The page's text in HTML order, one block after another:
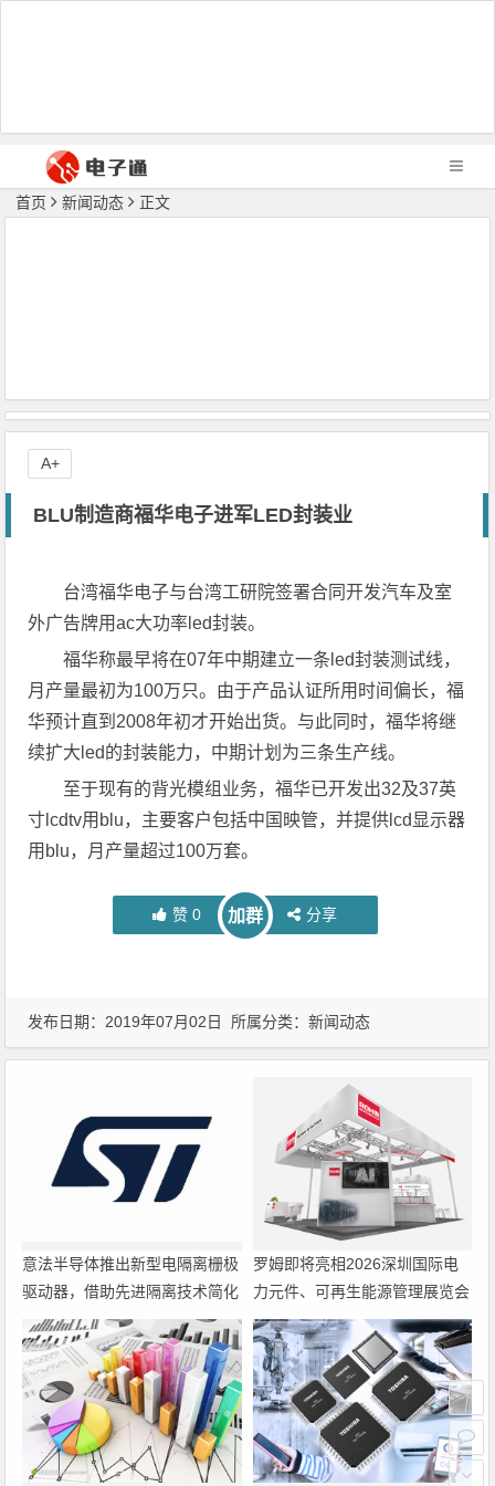
首页 新闻动态 正文
BLU制造商福华电子进军LED封装业
台湾福华电子与台湾工研院签署合同开发汽车及室
外广告牌用ac大功率led封装。
福华称最早将在07年中期建立一条led封装测试线，
月产量最初为100万只。由于产品认证所用时间偏长，福
华预计直到2008年初才开始出货。与此同时，福华将继
续扩大led的封装能力，中期计划为三条生产线。
至于现有的背光模组业务，福华已开发出32及37英
寸lcdtv用blu，主要客户包括中国映管，并提供lcd显示器
用blu，月产量超过100万套。
赞 0 加群 分享
A+
发布日期：2019年07月02日 所属分类：新闻动态
意法半导体推出新型电隔离栅极
驱动器，借助先进隔离技术简化
电源设计
罗姆即将亮相2026深圳国际电
力元件、可再生能源管理展览会
暨研讨会